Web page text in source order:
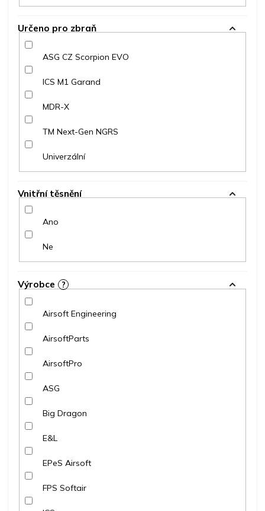
Určeno pro zbraň
ASG CZ Scorpion EVO
ICS M1 Garand
MDR-X
TM Next-Gen NGRS
Univerzální
Vnitřní těsnění
Ano
Ne
Výrobce ?
Airsoft Engineering
AirsoftParts
AirsoftPro
ASG
Big Dragon
E&L
EPeS Airsoft
FPS Softair